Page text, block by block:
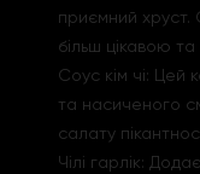
приємний
більш цікавою
Соус кім чі: Цей
та насиченого
салату
Чілі гарлік: